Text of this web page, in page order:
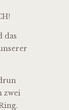
das
zwei